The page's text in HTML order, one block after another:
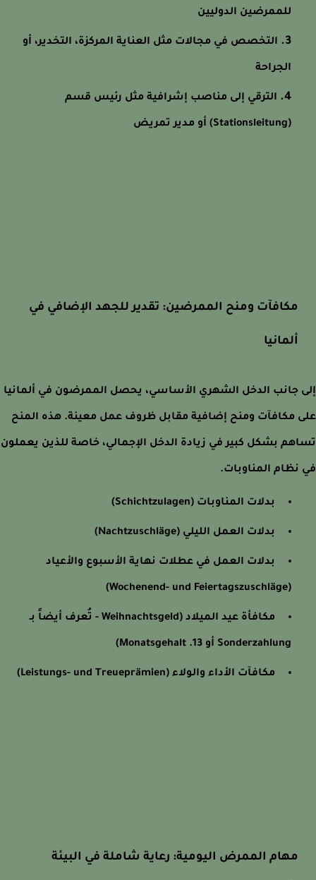
للممرضين الدوليين
التخصص في مجالات مثل العناية المركزة، التخدير، أو
الجراحة
الترقي إلى مناصب إشرافية مثل رئيس قسم
مكافآت ومنح الممرضين: تقدير للجهد الإضافي في
ألمانيا
جانب الدخل الشهري الأساسي، يحصل الممرضون في ألمانيا
مكافآت ومنح إضافية مقابل ظروف عمل معينة. هذه المنح
بشكل كبير في زيادة الدخل الإجمالي، خاصة للذين يعملون
المناوبات.
بدلات المناوبات (Schichtzulagen)
بدلات العمل الليلي (Nachtzuschläge)
بدلات العمل في عطلات نهاية الأسبوع والأعياد
مكافأة عيد الميلاد (Weihnachtsgeld - تُعرف أيضاً بـ
Sonderzahlung أو 13. Monatsgehalt)
مكافآت الأداء والولاء (Leistungs- und Treueprämien)
مهام الممرض اليومية: رعاية شاملة في البيئة